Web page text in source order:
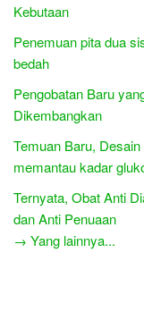
Kebutaan
Penemuan pita dua
bedah
Pengobatan Baru
Dikembangkan
Temuan Baru,
memantau kadar
Ternyata, Obat Anti
dan Anti Penuaan
→ Yang lainnya...